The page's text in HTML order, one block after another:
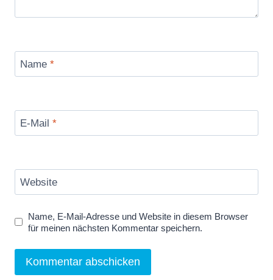
Name *
E-Mail *
Website
Name, E-Mail-Adresse und Website in diesem Browser
für meinen nächsten Kommentar speichern.